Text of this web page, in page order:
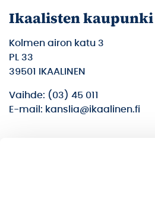
Ikaalisten kaupunki
Kolmen airon katu 3
PL 33
39501 IKAALINEN
Vaihde: (03) 45 011
E-mail: kanslia@ikaalinen.fi